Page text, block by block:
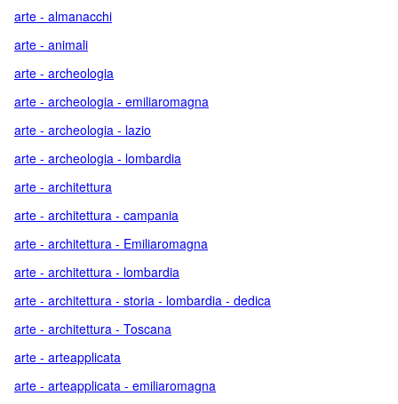
arte - almanacchi
arte - animali
arte - archeologia
arte - archeologia - emiliaromagna
arte - archeologia - lazio
arte - archeologia - lombardia
arte - architettura
arte - architettura - campania
arte - architettura - Emiliaromagna
arte - architettura - lombardia
arte - architettura - storia - lombardia - dedica
arte - architettura - Toscana
arte - arteapplicata
arte - arteapplicata - emiliaromagna